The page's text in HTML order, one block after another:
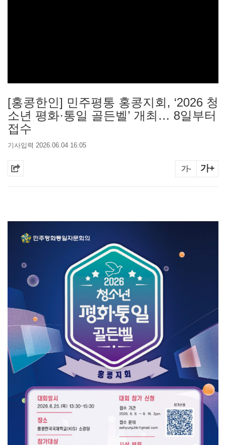
[홍콩한인] 민주평통 홍콩지회, ‘2026 청
소년 평화·통일 골든벨’ 개최… 8일부터
접수
기사입력 2026.06.04 16:05
가- 가+